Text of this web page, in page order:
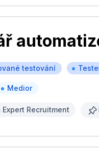
testování
Medior
Recruitment